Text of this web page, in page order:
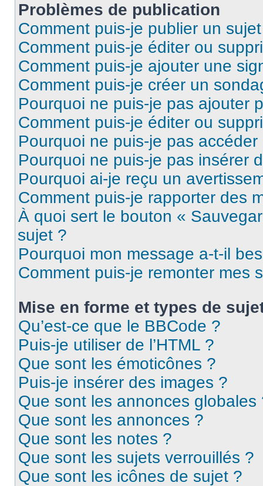
Problèmes de publication
Comment puis-je publier un
Comment puis-je éditer ou
Comment puis-je ajouter une
Comment puis-je créer un
Pourquoi ne puis-je pas ajouter
Comment puis-je éditer ou
Pourquoi ne puis-je pas
Pourquoi ne puis-je pas insérer
Pourquoi ai-je reçu un
Comment puis-je rapporter des
À quoi sert le bouton «
sujet ?
Pourquoi mon message a-t-il
Comment puis-je remonter mes
Mise en forme et types de
Qu’est-ce que le BBCode ?
Puis-je utiliser de l’HTML ?
Que sont les émoticônes ?
Puis-je insérer des images ?
Que sont les annonces globales
Que sont les annonces ?
Que sont les notes ?
Que sont les sujets verrouillés ?
Que sont les icônes de sujet ?